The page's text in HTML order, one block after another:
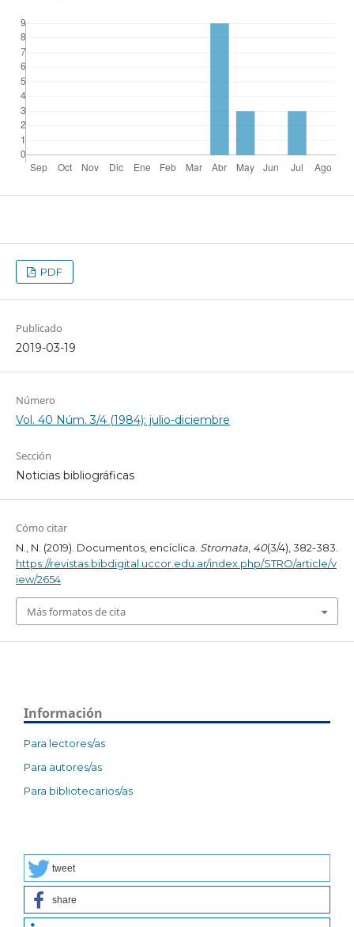
PDF
Publicado
2019-03-19
Número
Vol. 40 Núm. 3/4 (1984): julio-diciembre
Sección
Noticias bibliográficas
Cómo citar
N., N. (2019). Documentos, encíclica. Stromata, 40(3/4), 382-383.
https://revistas.bibdigital.uccor.edu.ar/index.php/STRO/article/v
iew/2654
Más formatos de cita
Información
Para lectores/as
Para autores/as
Para bibliotecarios/as
tweet
share